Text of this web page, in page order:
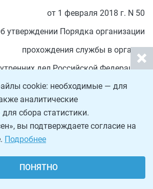
от 1 февраля 2018 г. N 50
утверждении Порядка организации
прохождения службы в органах
дел Российской Федерации"
Рекомендуемый образец
УВЕДОМЛЕНИЕ
поступления на службу в
Федерации с
cookie: необходимые — для
аналитические
сбора статистики.
вы подтверждаете согласие на
Подробнее
ПОНЯТНО